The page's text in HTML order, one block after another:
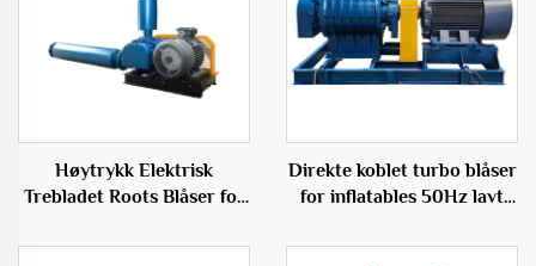
Høytrykk Elektrisk
Trebladet Roots Blåser for
Direkte koblet turbo blåser
for inflatables 50Hz lavt